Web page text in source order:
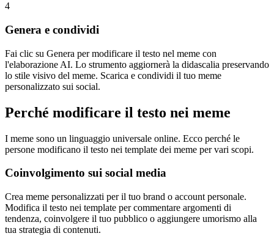
4
Genera e condividi
Fai clic su Genera per modificare il testo nel meme con
l'elaborazione AI. Lo strumento aggiornerà la didascalia preservando
lo stile visivo del meme. Scarica e condividi il tuo meme
personalizzato sui social.
Perché modificare il testo nei meme
I meme sono un linguaggio universale online. Ecco perché le
persone modificano il testo nei template dei meme per vari scopi.
Coinvolgimento sui social media
Crea meme personalizzati per il tuo brand o account personale.
Modifica il testo nei template per commentare argomenti di
tendenza, coinvolgere il tuo pubblico o aggiungere umorismo alla
tua strategia di contenuti.